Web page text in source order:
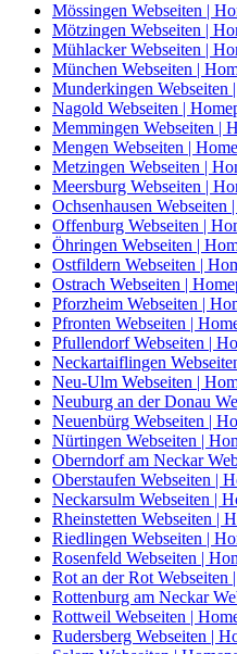
Mössingen Webseiten |
Mötzingen Webseiten |
Mühlacker Webseiten |
München Webseiten |
Munderkingen Webseiten
Nagold Webseiten |
Memmingen Webseiten |
Mengen Webseiten |
Metzingen Webseiten |
Meersburg Webseiten |
Ochsenhausen Webseiten
Offenburg Webseiten |
Öhringen Webseiten |
Ostfildern Webseiten |
Ostrach Webseiten |
Pforzheim Webseiten |
Pfronten Webseiten |
Pfullendorf Webseiten |
Neckartaiflingen
Neu-Ulm Webseiten |
Neuburg an der Donau
Neuenbürg Webseiten |
Nürtingen Webseiten |
Oberndorf am Neckar
Oberstaufen Webseiten |
Neckarsulm Webseiten |
Rheinstetten Webseiten |
Riedlingen Webseiten |
Rosenfeld Webseiten |
Rot an der Rot Webseiten
Rottenburg am Neckar
Rottweil Webseiten |
Rudersberg Webseiten |